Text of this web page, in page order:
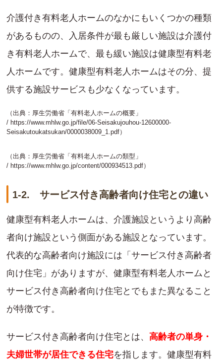
介護付き有料老人ホームのなかにもいくつかの種類
があるものの、入居条件が最も厳しい施設は介護付
き有料老人ホームで、最も緩い施設は健康型有料老
人ホームです。健康型有料老人ホームはその分、提
供する施設サービスも少なくなっています。
（出典：厚生労働省「有料老人ホームの概要」
/ https://www.mhlw.go.jp/file/06-Seisakujouhou-12600000-
Seisakutoukatsukan/0000038009_1.pdf）
（出典：厚生労働省「有料老人ホームの類型」
/ https://www.mhlw.go.jp/content/000934513.pdf）
1-2. サービス付き高齢者向け住宅との違い
健康型有料老人ホームは、介護施設というより高齢
者向け施設という側面がある施設となっています。
代表的な高齢者向け施設には「サービス付き高齢者
向け住宅」がありますが、健康型有料老人ホームと
サービス付き高齢者向け住宅とでもまた異なること
が特徴です。
サービス付き高齢者向け住宅とは、 高齢者の単身・
夫婦世帯が居住できる住宅を指します。健康型有料